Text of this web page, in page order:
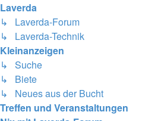
Laverda
↳ Laverda-Forum
↳ Laverda-Technik
Kleinanzeigen
↳ Suche
↳ Biete
↳ Neues aus der Bucht
Treffen und Veranstaltungen